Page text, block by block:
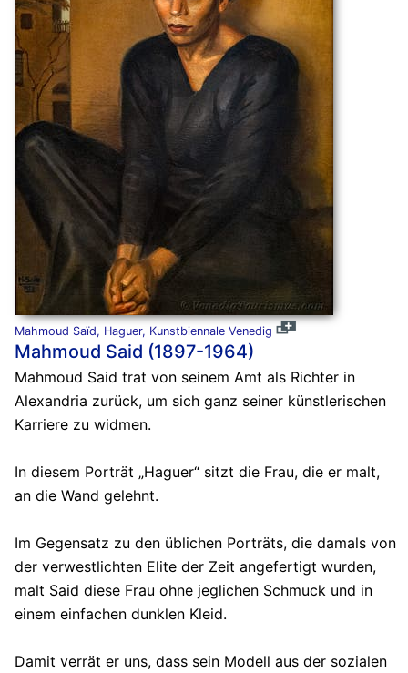
Mahmoud Saïd, Haguer, Kunstbiennale Venedig
Mahmoud Said (1897-1964)
Mahmoud Said trat von seinem Amt als Richter in
Alexandria zurück, um sich ganz seiner künstlerischen
Karriere zu widmen.
In diesem Porträt „Haguer“ sitzt die Frau, die er malt,
an die Wand gelehnt.
Im Gegensatz zu den üblichen Porträts, die damals von
der verwestlichten Elite der Zeit angefertigt wurden,
malt Said diese Frau ohne jeglichen Schmuck und in
einem einfachen dunklen Kleid.
Damit verrät er uns, dass sein Modell aus der sozialen